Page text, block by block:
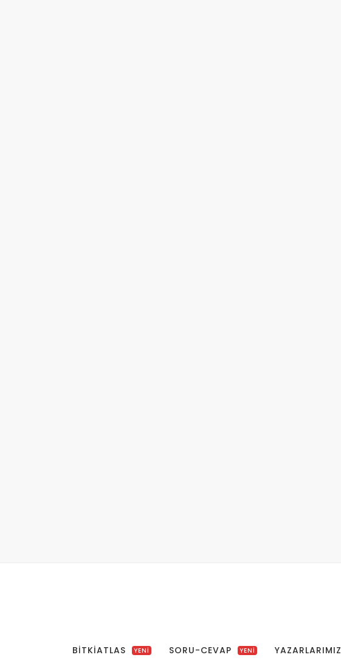
BITKIATLAS YENİ SORU-CEVAP YENİ YAZARLARIMIZ